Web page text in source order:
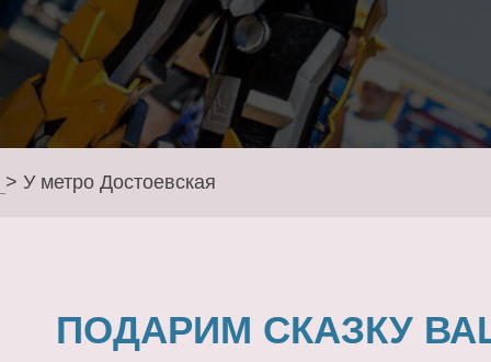
> У метро Достоевская
ПОДАРИМ СКАЗКУ